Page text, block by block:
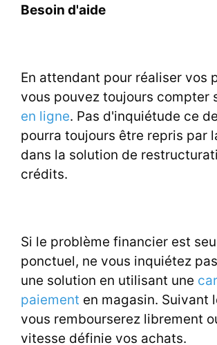
Besoin d'aide
En attendant pour réaliser vos
vous pouvez toujours compter
en ligne. Pas d'inquiétude ce
pourra toujours être repris par
dans la solution de
crédits.
Si le problème financier est
ponctuel, ne vous inquiétez
une solution en utilisant une
paiement en magasin. Suivant
vous rembourserez librement
vitesse définie vos achats.